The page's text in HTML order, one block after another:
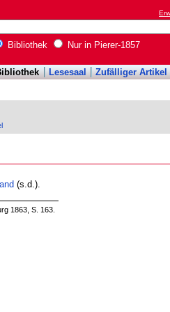
Bibliothek Nur in Pierer-1857
Lesesaal Zufälliger Artikel
(s.d.).
1863, S. 163.